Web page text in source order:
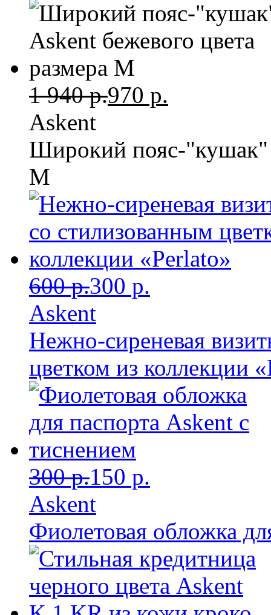
1 940 р.970 р.
Askent
Широкий пояс-"кушак"
М
600 р.300 р.
Askent
Нежно-сиреневая
цветком из коллекции
300 р.150 р.
Askent
Фиолетовая обложка